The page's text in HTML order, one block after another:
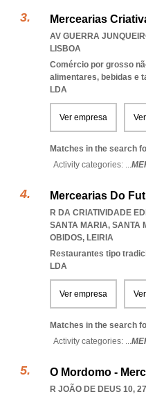
Mercearias
AV GUERRA
LISBOA
Comércio por grosso
alimentares, bebidas e
LDA
Ver empresa
Matches in the search
Activity categories: ...
Mercearias Do
R DA CRIATIVIDADE
SANTA MARIA, SANTA
OBIDOS, LEIRIA
Restaurantes tipo
LDA
Ver empresa
Matches in the search
Activity categories: ...
O Mordomo -
R JOÃO DE DEUS 10,